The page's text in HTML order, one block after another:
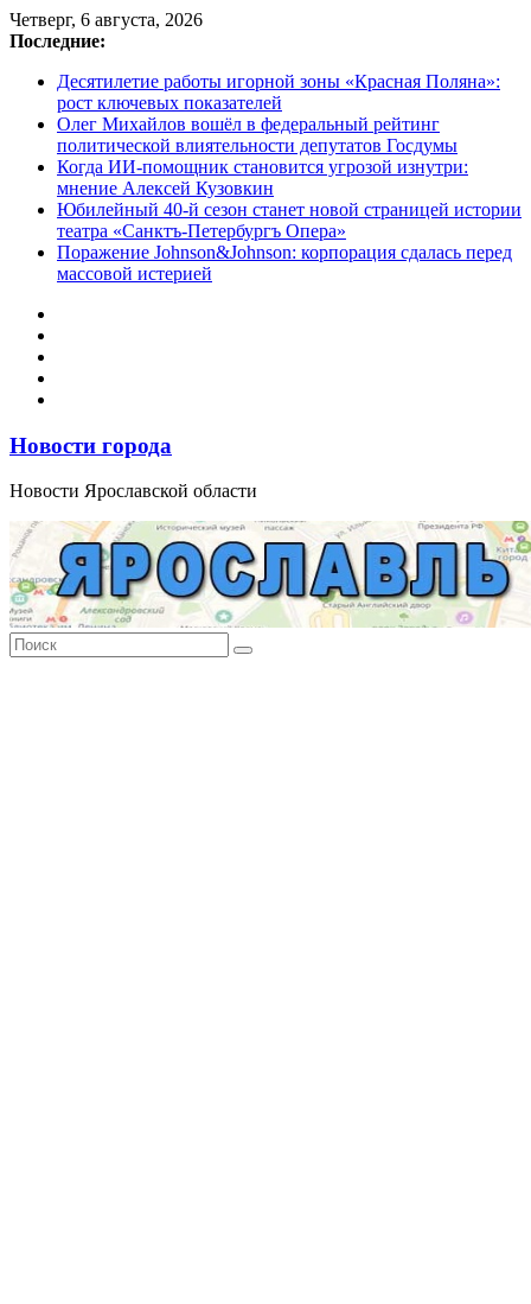
Перейти
к
Четверг, 6 августа, 2026
Последние:
Десятилетие работы игорной зоны «Красная Поляна»:
рост ключевых показателей
Олег Михайлов вошёл в федеральный рейтинг
политической влиятельности депутатов Госдумы
Когда ИИ-помощник становится угрозой изнутри:
мнение Алексей Кузовкин
Юбилейный 40-й сезон станет новой страницей истории
театра «Санктъ-Петербургъ Опера»
Поражение Johnson&Johnson: корпорация сдалась перед
массовой истерией
Новости города
Новости Ярославской области